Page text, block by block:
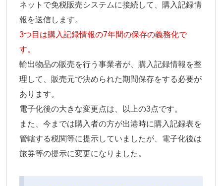
ネットで免税販売システムに接続して、購入記録情
報を送信します。
3つ目は購入記録情報の7年間の保存の義務化で
す。
輸出物品の販売を行う事業者が、購入記録情報を整
理して、販売元で決められた期間保存をする必要が
あります。
電子化後の大きな変更点は、以上の3点です。
また、今までは購入者の方が出港時に購入記録表を
管轄する税関等に提示していましたが、電子化後は
旅券等の提示に変更になりました。